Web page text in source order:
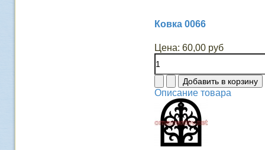
Ковка 0066
Цена: 60,00 руб
Описание товара